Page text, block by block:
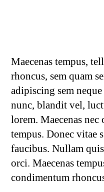
Maecenas tempus,
rhoncus, sem quam
adipiscing sem
nunc, blandit vel,
lorem. Maecenas
tempus. Donec vitae
faucibus. Nullam
orci. Maecenas
condimentum